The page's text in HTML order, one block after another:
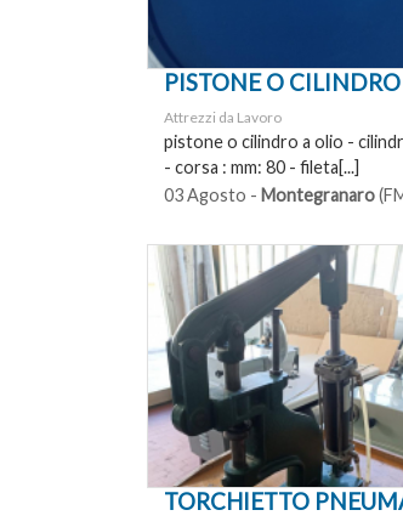
PISTONE O
Attrezzi da Lavoro
pistone o cilindro a olio -
- corsa : mm: 80 - fileta[...]
03 Agosto - Montegranaro
TORCHIETTO